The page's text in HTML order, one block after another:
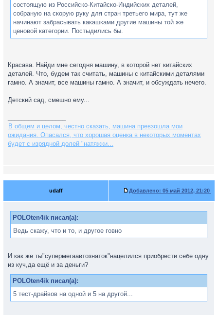
состоящую из Российско-Китайско-Индийских деталей,
собраную на скорую руку для стран третьего мира, тут же
начинают забрасывать какашками другие машины той же
ценовой категории. Постыдились бы.
Красава. Найди мне сегодня машину, в которой нет китайских
деталей. Что, будем так считать, машины с китайскими деталями
гамно. А значит, все машины гамно. А значит, и обсуждать нечего.
Детский сад, смешно ему...
В общем и целом, честно сказать, машина превзошла мои
ожидания. Опасался, что хорошая оценка в некоторых моментах
будет с изрядной долей "натяжки...
udaff Добавлено: 05 май 2012, 21:20
POLOten4ik писал(а):
Ведь скажу, что и то, и другое говно
И как же ты"супермегаавтознаток"нацелился приобрести себе одну
из куч,да ещё и за деньги?
POLOten4ik писал(а):
5 тест-драйвов на одной и 5 на другой...